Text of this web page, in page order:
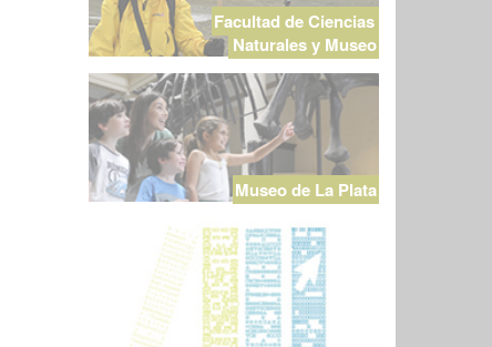
Facultad de Ciencias
Naturales y Museo
Museo de La Plata